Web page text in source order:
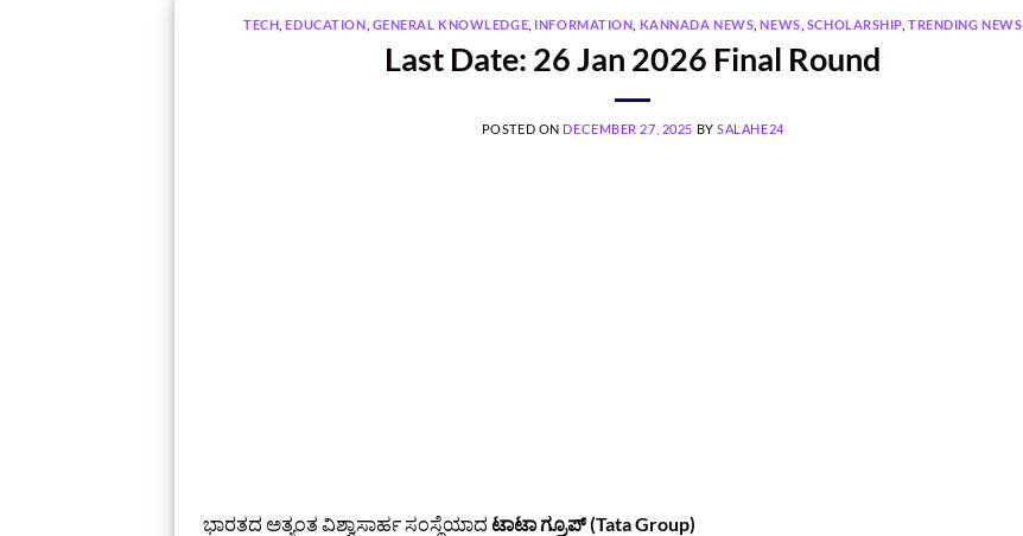
TECH ,EDUCATION GENERAL KNOWLEDGE INFORMATION KANNADA NEWS ,NEWS SCHOLARSHIP ,TRENDING NEWS
Last Date: 26 Jan 2026 Final Round
POSTED ON DECEMBER 27, 2025 BYSALAHE24
ಭಾರತದ ಅತ್ಯಂತ ವಿಶ್ವಾಸಾರ್ಹ ಸಂಸ್ಥೆಯಾದ ಟಾಟಾ ಗ್ರೂಪ್ (Tata Group)